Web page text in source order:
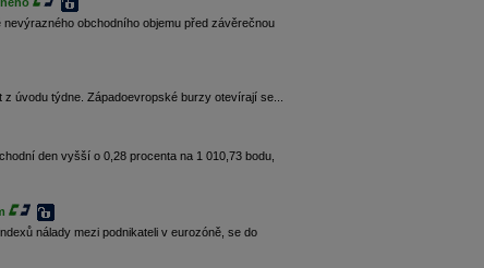
obchodního objemu před závěrečnou
úvodu týdne. Západoevropské burzy otevírají se...
den vyšší o 0,28 procenta na 1 010,73 bodu,
nálady mezi podnikateli v eurozóně, se do